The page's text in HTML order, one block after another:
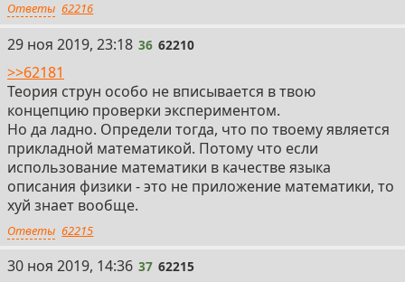
Ответы 62216
36
29 ноя 2019, 23:18 36 62210
>>62181
Теория струн особо не вписывается в твою
концепцию проверки экспериментом.
Но да ладно. Определи тогда, что по твоему является
прикладной математикой. Потому что если
использование математики в качестве языка
описания физики - это не приложение математики, то
хуй знает вообще.
Ответы 62215
37
30 ноя 2019, 14:36 37 62215